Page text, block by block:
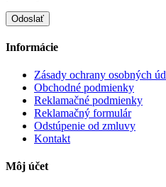
Informácie
Zásady ochrany osobných
Obchodné podmienky
Reklamačné podmienky
Reklamačný formulár
Odstúpenie od zmluvy
Kontakt
Môj účet